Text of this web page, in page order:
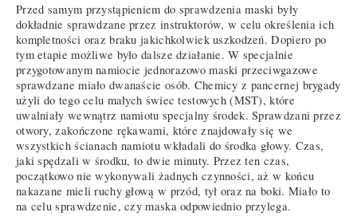
Przed samym przystąpieniem do sprawdzenia maski były
dokładnie sprawdzane przez instruktorów, w celu określenia ich
kompletności oraz braku jakichkolwiek uszkodzeń. Dopiero po
tym etapie możliwe było dalsze działanie. W specjalnie
przygotowanym namiocie jednorazowo maski przeciwgazowe
sprawdzane miało dwanaście osób. Chemicy z pancernej brygady
użyli do tego celu małych świec testowych (MST), które
uwalniały wewnątrz namiotu specjalny środek. Sprawdzani przez
otwory, zakończone rękawami, które znajdowały się we
wszystkich ścianach namiotu wkładali do środka głowy. Czas,
jaki spędzali w środku, to dwie minuty. Przez ten czas,
początkowo nie wykonywali żadnych czynności, aż w końcu
nakazane mieli ruchy głową w przód, tył oraz na boki. Miało to
na celu sprawdzenie, czy maska odpowiednio przylega.